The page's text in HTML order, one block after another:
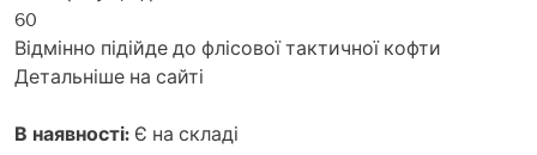
60
Відмінно підійде до флісової тактичної кофти
Детальніше на сайті
В наявності: Є на складі